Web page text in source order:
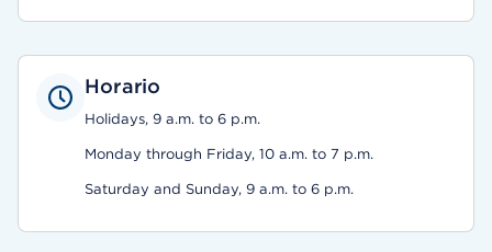
Horario
Holidays, 9 a.m. to 6 p.m.
Monday through Friday, 10 a.m. to 7 p.m.
Saturday and Sunday, 9 a.m. to 6 p.m.